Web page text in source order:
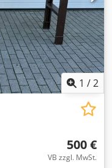
1 /2
500 €
VB zzgl. MwSt.